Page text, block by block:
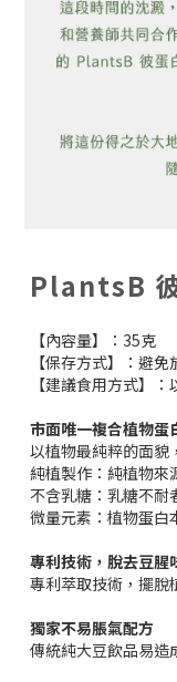
PlantsB
【內容量】：35克
【保存方式】：避
【建議食用方式】
市面唯一複合植物蛋
以植物最純粹的面貌
純植製作：純植物來
不含乳糖：乳糖不耐
微量元素：植物蛋白
專利技術，脫去豆腥
專利萃取技術，擺脫
獨家不易脹氣配方
傳統純大豆飲品易造